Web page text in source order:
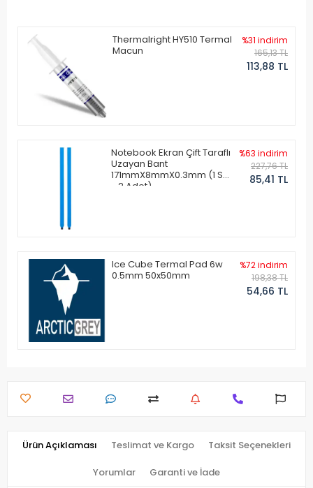
Thermalright HY510 Termal
Macun
%31 indirim
165,13 TL
113,88 TL
Notebook Ekran Çift Taraflı
Uzayan Bant
171mmX8mmX0.3mm (1 Set
- 2 Adet)
%63 indirim
227,76 TL
85,41 TL
Ice Cube Termal Pad 6w
0.5mm 50x50mm
%72 indirim
198,38 TL
54,66 TL
Ürün Açıklaması Teslimat ve Kargo Taksit Seçenekleri
Yorumlar Garanti ve İade